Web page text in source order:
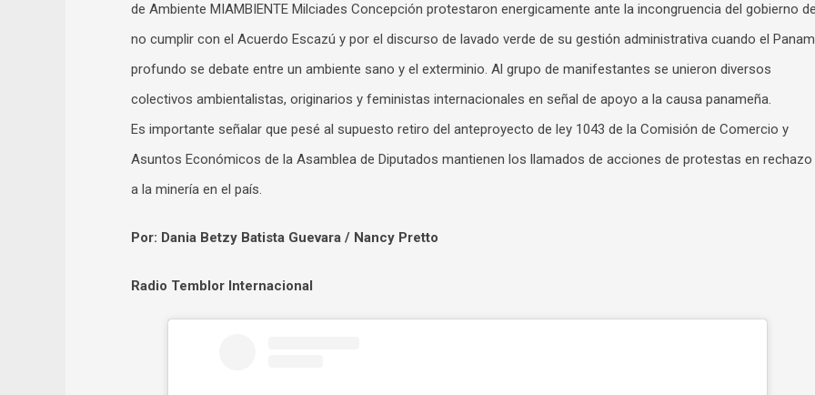
to
increase
or
volume.
de Ambiente MIAMBIENTE Milciades Concepción protestaron energicamente ante la incongruencia del gobierno
no cumplir con el Acuerdo Escazú y por el discurso de lavado verde de su gestión administrativa cuando el
profundo se debate entre un ambiente sano y el exterminio. Al grupo de manifestantes se unieron diversos
colectivos ambientalistas, originarios y feministas internacionales en señal de apoyo a la causa panameña.
Es importante señalar que pesé al supuesto retiro del anteproyecto de ley 1043 de la Comisión de Comercio y
Asuntos Económicos de la Asamblea de Diputados mantienen los llamados de acciones de protestas en rechazo
a la minería en el país.
Por: Dania Betzy Batista Guevara / Nancy Pretto
Radio Temblor Internacional